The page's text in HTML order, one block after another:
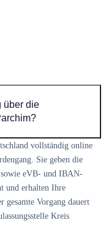
über die
vollständig online
Sie geben die
sowie eVB- und IBAN-
und erhalten Ihre
gesamte Vorgang dauert
Kreis